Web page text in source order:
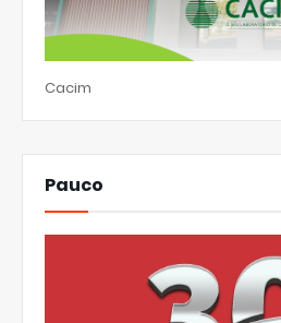
Cacim
Pauco